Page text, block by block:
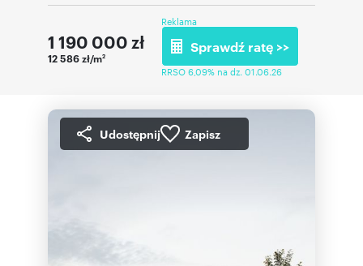
1 190 000 zł
12 586 zł/m2
Reklama
Sprawdź ratę >>
RRSO 6,09% na dz. 01.06.26
Udostępnij Zapisz